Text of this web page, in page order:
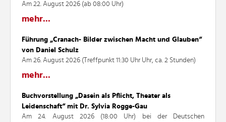
Am 22. August 2026 (ab 08:00 Uhr)
mehr...
Führung „Cranach- Bilder zwischen Macht und Glauben“
von Daniel Schulz
Am 26. August 2026 (Treffpunkt 11:30 Uhr Uhr, ca. 2 Stunden)
mehr...
Buchvorstellung „Dasein als Pflicht, Theater als
Leidenschaft“ mit Dr. Sylvia Rogge-Gau
Am 24. August 2026 (18:00 Uhr) bei der Deutschen